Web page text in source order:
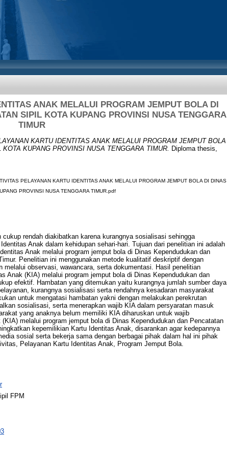
ANAK MELALUI PROGRAM JEMPUT BOLA DI
SIPIL KOTA KUPANG PROVINSI NUSA TENGGARA
TIMUR
KARTU IDENTITAS ANAK MELALUI PROGRAM JEMPUT BOLA
KUPANG PROVINSI NUSA TENGGARA TIMUR.
Diploma thesis,
PELAYANAN KARTU IDENTITAS ANAK MELALUI PROGRAM JEMPUT BOLA DI DINAS
PROVINSI NUSA TENGGARA TIMUR.pdf
rendah diakibatkan karena kurangnya sosialisasi sehingga
Anak dalam kehidupan sehari-hari. Tujuan dari penelitian ini adalah
Anak melalui program jemput bola di Dinas Kependudukan dan
Penelitian ini menggunakan metode kualitatif deskriptif dengan
observasi, wawancara, serta dokumentasi. Hasil penelitian
Anak (KIA) melalui program jemput bola di Dinas Kependudukan dan
efektif. Hambatan yang ditemukan yaitu kurangnya jumlah sumber daya
kurangnya sosialisasi serta rendahnya kesadaran masyarakat
untuk mengatasi hambatan yakni dengan melakukan perekrutan
sosialisasi, serta menerapkan wajib KIA dalam persyaratan masuk
yang anaknya belum memiliki KIA diharuskan untuk wajib
melalui program jemput bola di Dinas Kependudukan dan Pencatatan
kepemilikian Kartu Identitas Anak, disarankan agar kedepannya
sosial serta bekerja sama dengan berbagai pihak dalam hal ini pihak
Pelayanan Kartu Identitas Anak, Program Jemput Bola.
FPM